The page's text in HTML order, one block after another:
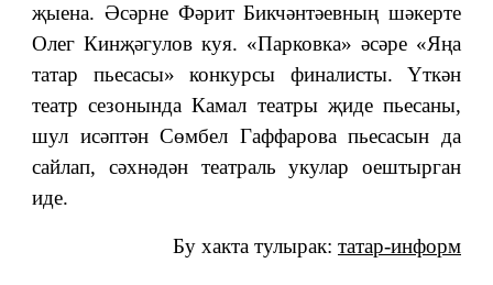
җыена. Әсәрне Фәрит Бикчәнтәевның шәкерте
Олег Кинҗәгулов куя. «Парковка» әсәре «Яңа
татар пьесасы» конкурсы финалисты. Үткән
театр сезонында Камал театры җиде пьесаны,
шул исәптән Сөмбел Гаффарова пьесасын да
сайлап, сәхнәдән театраль укулар оештырган
иде.
Бу хакта тулырак: татар-информ